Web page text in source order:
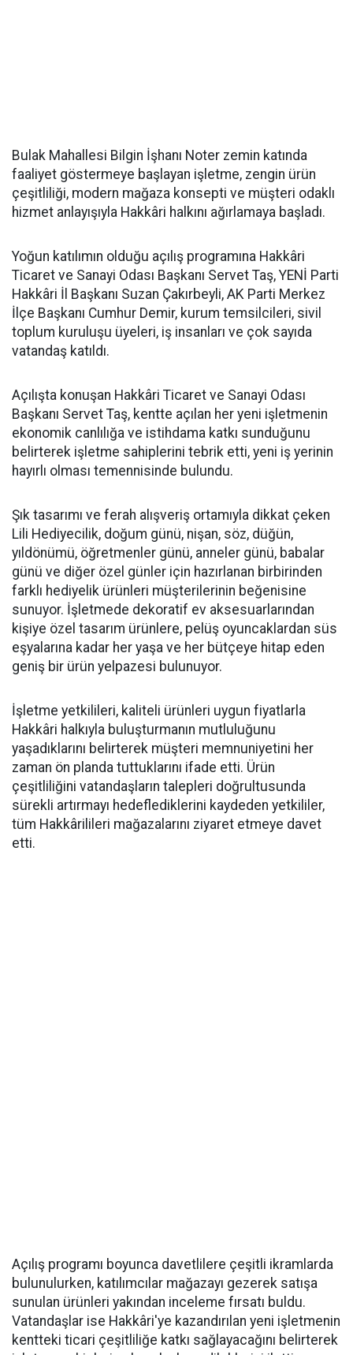
Bulak Mahallesi Bilgin İşhanı Noter zemin katında
faaliyet göstermeye başlayan işletme, zengin ürün
çeşitliliği, modern mağaza konsepti ve müşteri odaklı
hizmet anlayışıyla Hakkâri halkını ağırlamaya başladı.
Yoğun katılımın olduğu açılış programına Hakkâri
Ticaret ve Sanayi Odası Başkanı Servet Taş, YENİ Parti
Hakkâri İl Başkanı Suzan Çakırbeyli, AK Parti Merkez
İlçe Başkanı Cumhur Demir, kurum temsilcileri, sivil
toplum kuruluşu üyeleri, iş insanları ve çok sayıda
vatandaş katıldı.
Açılışta konuşan Hakkâri Ticaret ve Sanayi Odası
Başkanı Servet Taş, kentte açılan her yeni işletmenin
ekonomik canlılığa ve istihdama katkı sunduğunu
belirterek işletme sahiplerini tebrik etti, yeni iş yerinin
hayırlı olması temennisinde bulundu.
Şık tasarımı ve ferah alışveriş ortamıyla dikkat çeken
Lili Hediyecilik, doğum günü, nişan, söz, düğün,
yıldönümü, öğretmenler günü, anneler günü, babalar
günü ve diğer özel günler için hazırlanan birbirinden
farklı hediyelik ürünleri müşterilerinin beğenisine
sunuyor. İşletmede dekoratif ev aksesuarlarından
kişiye özel tasarım ürünlere, pelüş oyuncaklardan süs
eşyalarına kadar her yaşa ve her bütçeye hitap eden
geniş bir ürün yelpazesi bulunuyor.
İşletme yetkilileri, kaliteli ürünleri uygun fiyatlarla
Hakkâri halkıyla buluşturmanın mutluluğunu
yaşadıklarını belirterek müşteri memnuniyetini her
zaman ön planda tuttuklarını ifade etti. Ürün
çeşitliliğini vatandaşların talepleri doğrultusunda
sürekli artırmayı hedeflediklerini kaydeden yetkililer,
tüm Hakkârilileri mağazalarını ziyaret etmeye davet
etti.
Açılış programı boyunca davetlilere çeşitli ikramlarda
bulunulurken, katılımcılar mağazayı gezerek satışa
sunulan ürünleri yakından inceleme fırsatı buldu.
Vatandaşlar ise Hakkâri'ye kazandırılan yeni işletmenin
kentteki ticari çeşitliliğe katkı sağlayacağını belirterek